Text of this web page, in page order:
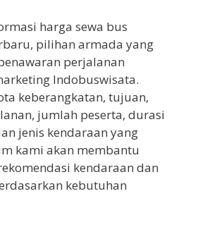
harga sewa bus
pilihan armada yang
perjalanan
Indobuswisata.
keberangkatan, tujuan,
jumlah peserta, durasi
jenis kendaraan yang
kami akan membantu
kendaraan dan
kebutuhan